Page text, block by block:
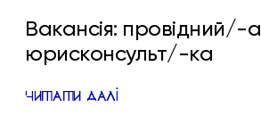
Вакансія: провідний/-а
юрисконсульт/-ка
ЧИТАТИ ДАЛІ